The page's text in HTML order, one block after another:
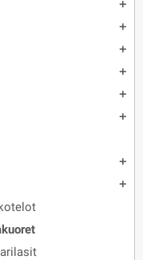
add
add
add
add
add
add
add
add